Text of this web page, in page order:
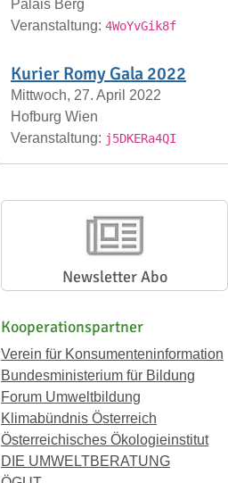
Palais Berg
Veranstaltung: 4WoYvGik8f
Kurier Romy Gala 2022
Mittwoch, 27. April 2022
Hofburg Wien
Veranstaltung: j5DKERa4QI
Newsletter Abo
Kooperationspartner
Verein für Konsumenteninformation
Bundesministerium für Bildung
Forum Umweltbildung
Klimabündnis Österreich
Österreichisches Ökologieinstitut
DIE UMWELTBERATUNG